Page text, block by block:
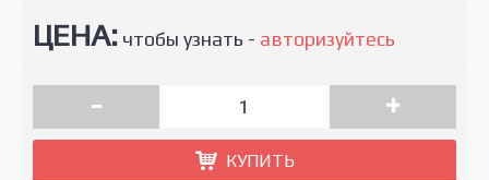
ЦЕНА: чтобы узнать - авторизуйтесь
- +
КУПИТЬ